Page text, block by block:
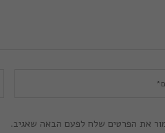
את הפרטים שלח לפעם הבאה שאגיב.